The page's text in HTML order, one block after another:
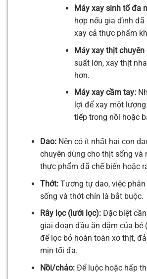
Máy xay sinh tố đa
hợp nếu gia đình đã
xay cả thực phẩm
Máy xay thịt chuyên
suất lớn, xay thịt
hơn.
Máy xay cầm tay:
lợi để xay một
tiếp trong nồi hoặc
Dao:Nên có ít nhất hai con
chuyên dùng cho thịt sống và
thực phẩm đã chế biến hoặc
Thớt:Tương tự dao, việc
sống và thớt chín là bắt buộc.
Rây lọc (lưới lọc):Đặc biệt
giai đoạn đầu ăn dặm của bé
để lọc bỏ hoàn toàn xơ thịt,
mịn tối đa.
Nồi/chảo:Để luộc hoặc hấp